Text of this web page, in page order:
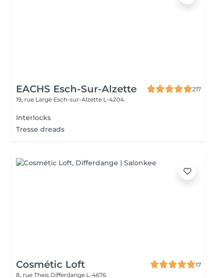
EACHS Esch-Sur-Alzette
217
19, rue Large Esch-sur-Alzette L-4204
Interlocks
Tresse dreads
Cosmétic Loft
17
8, rue Theis Differdange L-4676